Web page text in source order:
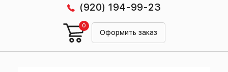
(920) 194-99-23
Оформить заказ
0